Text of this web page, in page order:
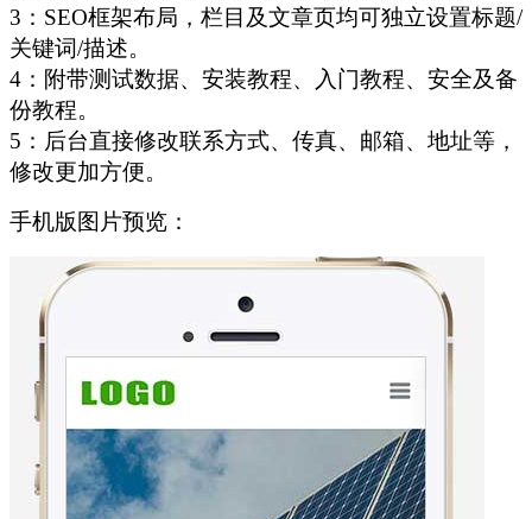
3：SEO框架布局，栏目及文章页均可独立设置标题/
关键词/描述。
4：附带测试数据、安装教程、入门教程、安全及备
份教程。
5：后台直接修改联系方式、传真、邮箱、地址等，
修改更加方便。
手机版图片预览：